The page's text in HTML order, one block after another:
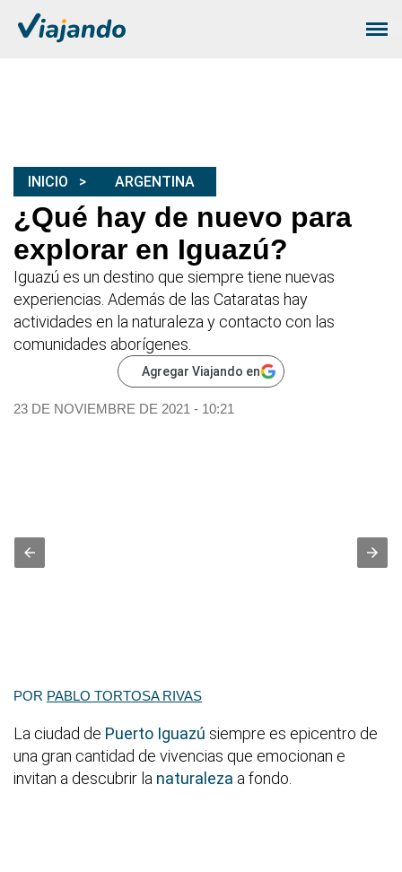
INICIO ARGENTINA
¿Qué hay de nuevo para
explorar en Iguazú?
Iguazú es un destino que siempre tiene nuevas
experiencias. Además de las Cataratas hay
actividades en la naturaleza y contacto con las
comunidades aborígenes.
Agregar Viajando en
23 DE NOVIEMBRE DE 2021 - 10:21
POR PABLO TORTOSA RIVAS
La ciudad de Puerto Iguazú siempre es epicentro de
una gran cantidad de vivencias que emocionan e
invitan a descubrir la naturaleza a fondo.